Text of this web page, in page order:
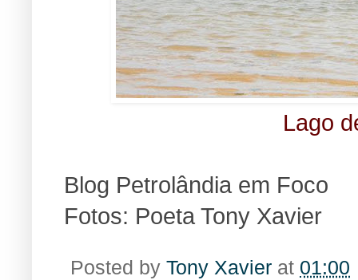
Lago
Blog Petrolândia em Foco
Fotos: Poeta Tony Xavier
Posted by Tony Xavier at 01:00